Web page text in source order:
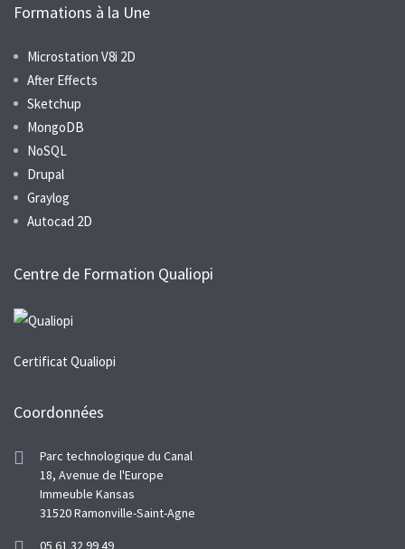
Formations à la Une
Microstation V8i 2D
After Effects
Sketchup
MongoDB
NoSQL
Drupal
Graylog
Autocad 2D
Centre de Formation Qualiopi
Certificat Qualiopi
Coordonnées
Parc technologique du Canal
18, Avenue de l'Europe
Immeuble Kansas
31520 Ramonville-Saint-Agne
05 61 32 99 49